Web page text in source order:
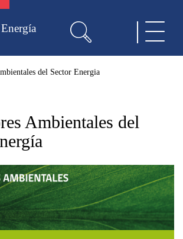
del Sector Energia
Ambientales del